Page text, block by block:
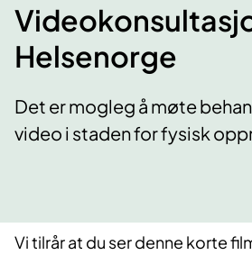
Helsenorge
Det er mogleg å møte
video i staden for fysisk
Vi tilrår at du ser denne korte